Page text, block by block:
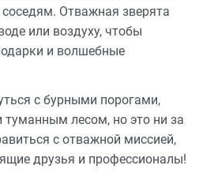
Отважная зверята
или воздуху, чтобы
и волшебные
с бурными порогами,
лесом, но это ни за
с отважной миссией,
друзья и профессионалы!